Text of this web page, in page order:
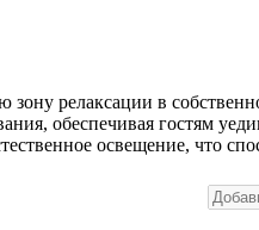
релаксации в
обеспечивая гостям
освещение, что